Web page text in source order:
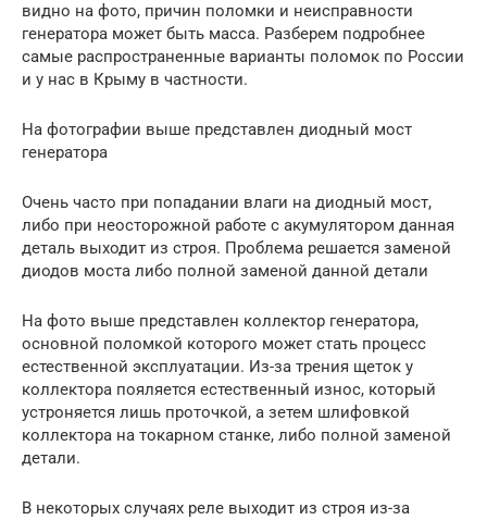
видно на фото, причин поломки и неисправности
генератора может быть масса. Разберем подробнее
самые распространенные варианты поломок по России
и у нас в Крыму в частности.
На фотографии выше представлен диодный мост
генератора
Очень часто при попадании влаги на диодный мост,
либо при неосторожной работе с акумулятором данная
деталь выходит из строя. Проблема решается заменой
диодов моста либо полной заменой данной детали
На фото выше представлен коллектор генератора,
основной поломкой которого может стать процесс
естественной эксплуатации. Из-за трения щеток у
коллектора пояляется естественный износ, который
устроняется лишь проточкой, а зетем шлифовкой
коллектора на токарном станке, либо полной заменой
детали.
В некоторых случаях реле выходит из строя из-за